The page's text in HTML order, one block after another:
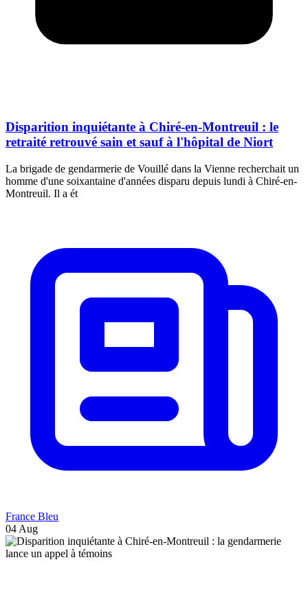
Disparition inquiétante à Chiré-en-Montreuil : le
retraité retrouvé sain et sauf à l'hôpital de Niort
La brigade de gendarmerie de Vouillé dans la Vienne recherchait un
homme d'une soixantaine d'années disparu depuis lundi à Chiré-en-
Montreuil. Il a ét
France Bleu
04 Aug